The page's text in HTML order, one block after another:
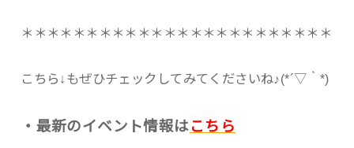
＊＊＊＊＊＊＊＊＊＊＊＊＊＊＊＊＊＊＊＊＊＊＊＊
こちら↓もぜひチェックしてみてくださいね♪(*´▽｀*)
・最新のイベント情報はこちら